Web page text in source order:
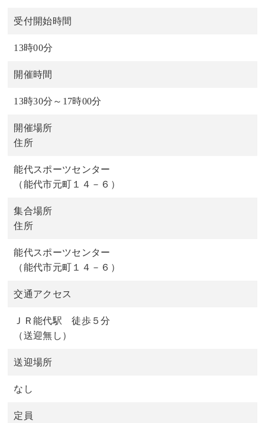
受付開始時間
13時00分
開催時間
13時30分～17時00分
開催場所
住所
能代スポーツセンター
（能代市元町１４－６）
集合場所
住所
能代スポーツセンター
（能代市元町１４－６）
交通アクセス
ＪＲ能代駅 徒歩５分
（送迎無し）
送迎場所
なし
定員